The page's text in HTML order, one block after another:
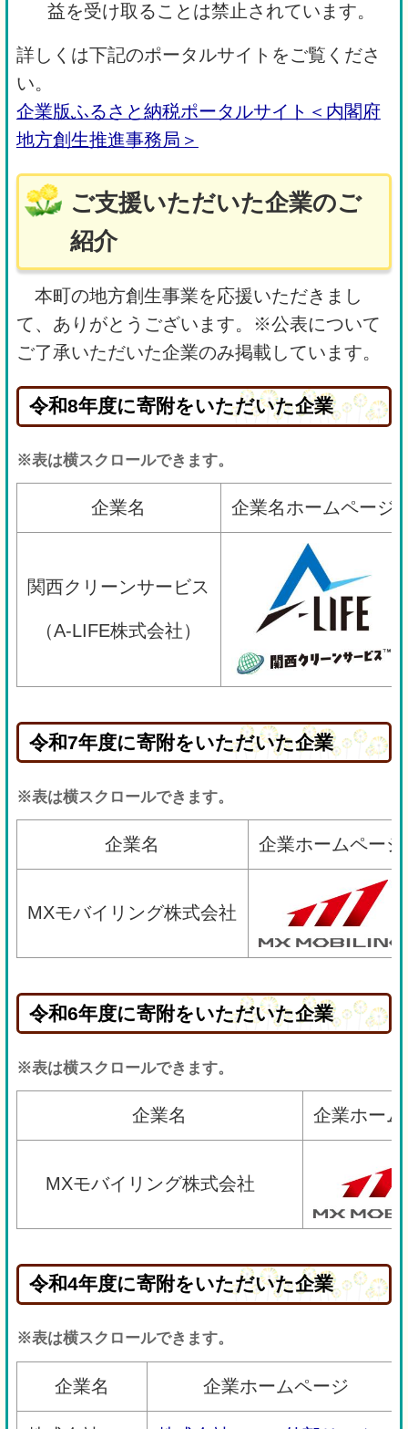
益を受け取ることは禁止されています。
詳しくは下記のポータルサイトをご覧くださ
い。
企業版ふるさと納税ポータルサイト＜内閣府
地方創生推進事務局＞
ご支援いただいた企業のご
紹介
本町の地方創生事業を応援いただきまし
て、ありがとうございます。※公表について
ご了承いただいた企業のみ掲載しています。
令和8年度に寄附をいただいた企業
※表は横スクロールできます。
企業名 企業名ホームページ
関西クリーンサービス
（A-LIFE株式会社）
令和7年度に寄附をいただいた企業
※表は横スクロールできます。
企業名 企業ホームページ
MXモバイリング株式会社
令和6年度に寄附をいただいた企業
※表は横スクロールできます。
企業名 企業ホー
MXモバイリング株式会社
令和4年度に寄附をいただいた企業
※表は横スクロールできます。
企業名 企業ホームページ